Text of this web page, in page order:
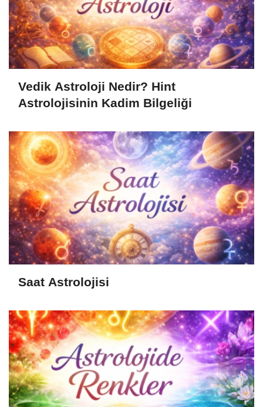
Vedik Astroloji Nedir? Hint
Astrolojisinin Kadim Bilgeliği
Saat Astrolojisi